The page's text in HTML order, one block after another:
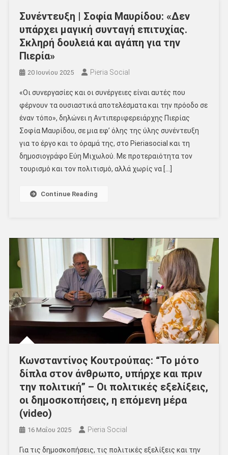
Συνέντευξη | Σοφία Μαυρίδου: «Δεν
υπάρχει μαγική συνταγή επιτυχίας.
Σκληρή δουλειά και αγάπη για την
Πιερία»
20 Ιουνίου 2025 Pieria Social
«Οι συνεργασίες και οι συνέργειες είναι αυτές που
φέρνουν τα ουσιαστικά αποτελέσματα και την πρόοδο σε
έναν τόπο», δηλώνει η Αντιπεριφερειάρχης Πιερίας
Σοφία Μαυρίδου, σε μια εφ’ όλης της ύλης συνέντευξη
για το έργο και το όραμά της, στο Pieriasocial και τη
δημοσιογράφο Εύη Μιχωλού. Με προτεραιότητα τον
τουρισμό και τον πολιτισμό, αλλά χωρίς να […]
Continue Reading
Κωνσταντίνος Κουτρούπας: “Το μότο
δίπλα στον άνθρωπο, υπήρχε και πριν
την πολιτική” – Οι πολιτικές εξελίξεις,
οι δημοσκοπήσεις, η επόμενη μέρα
(video)
16 Μαΐου 2025 Pieria Social
Για τις δημοσκοπήσεις, τις πολιτικές εξελίξεις και την